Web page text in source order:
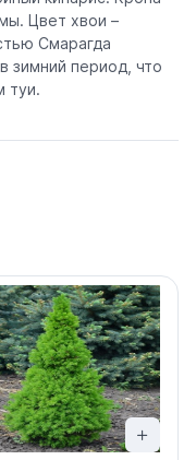
Цвет хвои –
Смарагда
зимний период, что
туи.